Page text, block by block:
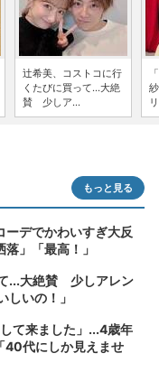
辻希美、コストコに行
くたびに買って...大絶
賛 少しア...
もっと見る
ーデでかわいすぎ大反
」「最高！」
...大絶賛 少しアレン
しいの！」
て来ました」...4歳年
代にしか見えませ